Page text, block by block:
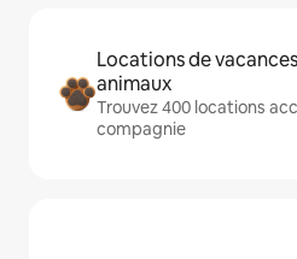
Locations de
animaux
Trouvez 400 locations
compagnie